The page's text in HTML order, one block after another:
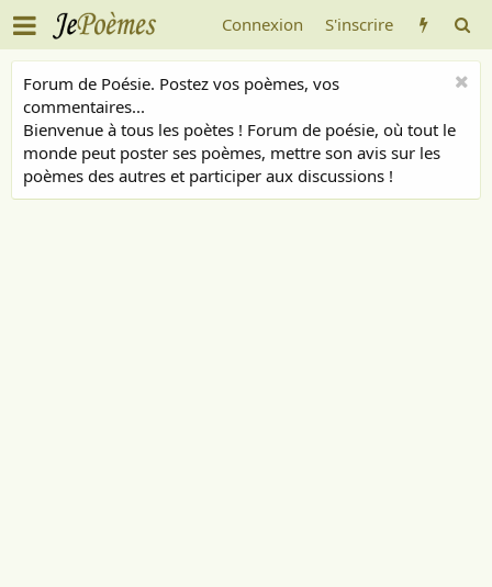
Connexion S'inscrire
Forum de Poésie. Postez vos poèmes, vos
commentaires...
Bienvenue à tous les poètes ! Forum de poésie, où tout le
monde peut poster ses poèmes, mettre son avis sur les
poèmes des autres et participer aux discussions !